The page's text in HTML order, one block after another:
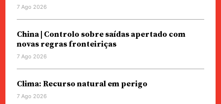
7 Ago 2026
China | Controlo sobre saídas apertado com
novas regras fronteiriças
7 Ago 2026
Clima: Recurso natural em perigo
7 Ago 2026